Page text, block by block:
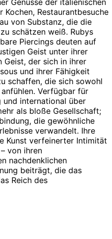
Genüsse der italienischen
Kochen, Restaurantbesuche
von Substanz, die die
schätzen weiß. Rubys
Piercings deuten auf
Geist unter ihrer
Geist, der sich in ihrer
und ihrer Fähigkeit
schaffen, die sich sowohl
Verfügbar für
und international über
als bloße Gesellschaft;
die gewöhnliche
verwandelt. Ihre
Kunst verfeinerter Intimität
von ihren
nachdenklichen
beiträgt, die das
Reich des